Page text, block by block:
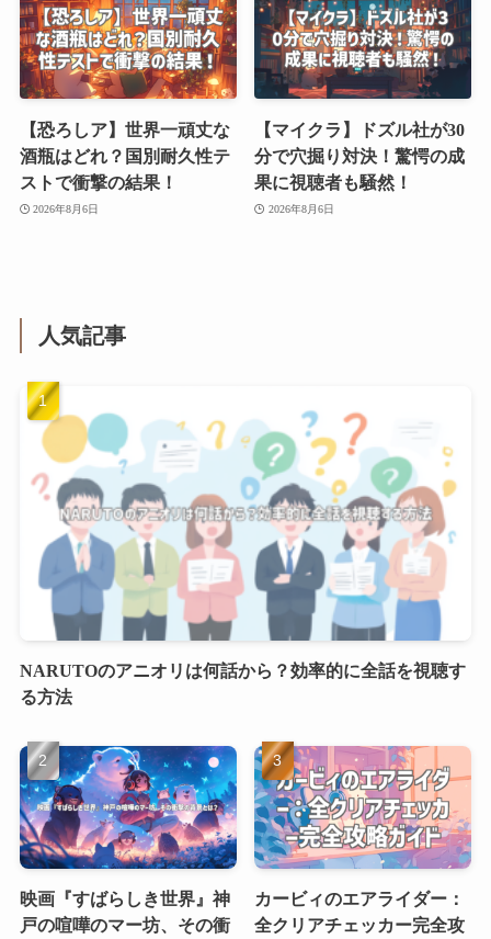
【恐ろしア】世界一頑丈な
酒瓶はどれ？国別耐久性テ
ストで衝撃の結果！
2026年8月6日
【マイクラ】ドズル社が30
分で穴掘り対決！驚愕の成
果に視聴者も騒然！
2026年8月6日
人気記事
NARUTOのアニオリは何話から？効率的に全話を視聴す
る方法
映画『すばらしき世界』神
戸の喧嘩のマー坊、その衝
カービィのエアライダー：
全クリアチェッカー完全攻